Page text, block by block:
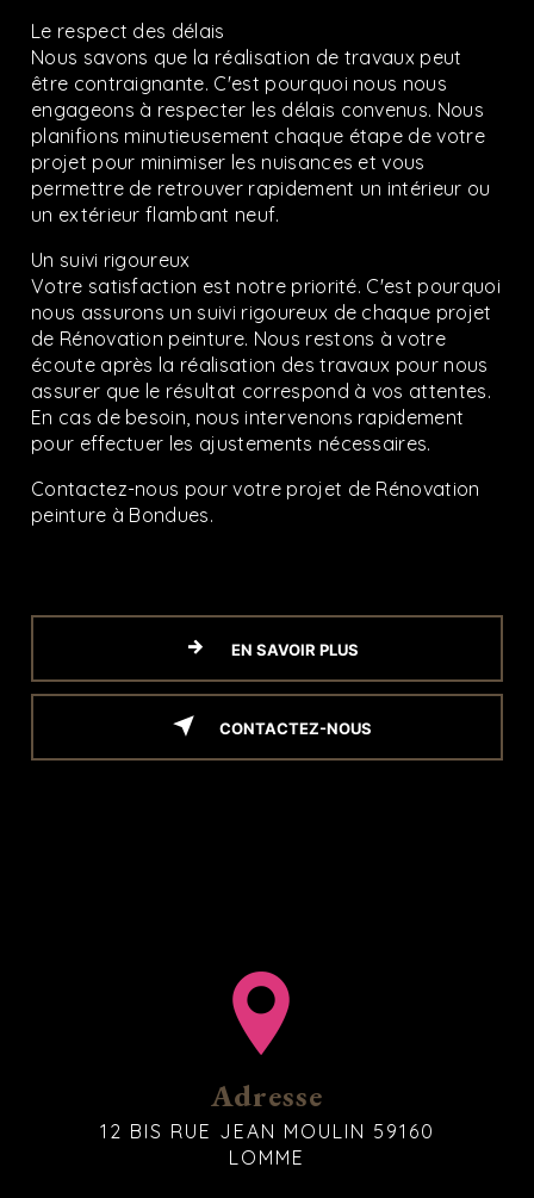
Le respect des délais
Nous savons que la réalisation de travaux peut
être contraignante. C'est pourquoi nous nous
engageons à respecter les délais convenus. Nous
planifions minutieusement chaque étape de votre
projet pour minimiser les nuisances et vous
permettre de retrouver rapidement un intérieur ou
un extérieur flambant neuf.
Un suivi rigoureux
Votre satisfaction est notre priorité. C'est pourquoi
nous assurons un suivi rigoureux de chaque projet
de Rénovation peinture. Nous restons à votre
écoute après la réalisation des travaux pour nous
assurer que le résultat correspond à vos attentes.
En cas de besoin, nous intervenons rapidement
pour effectuer les ajustements nécessaires.
Contactez-nous pour votre projet de Rénovation
peinture à Bondues.
EN SAVOIR PLUS
CONTACTEZ-NOUS
Adresse
12 BIS RUE JEAN MOULIN 59160
LOMME